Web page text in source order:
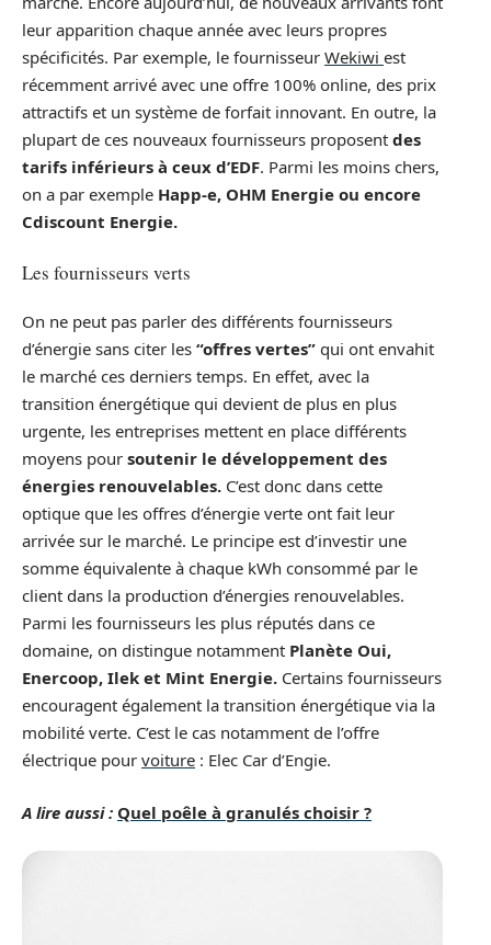
leur apparition chaque année avec leurs propres
spécificités. Par exemple, le fournisseur Wekiwi est
récemment arrivé avec une offre 100% online, des prix
attractifs et un système de forfait innovant. En outre, la
plupart de ces nouveaux fournisseurs proposent des
tarifs inférieurs à ceux d’EDF. Parmi les moins chers,
on a par exemple Happ-e, OHM Energie ou encore
Cdiscount Energie.
Les fournisseurs verts
On ne peut pas parler des différents fournisseurs
d’énergie sans citer les “offres vertes” qui ont envahit
le marché ces derniers temps. En effet, avec la
transition énergétique qui devient de plus en plus
urgente, les entreprises mettent en place différents
moyens pour soutenir le développement des
énergies renouvelables. C’est donc dans cette
optique que les offres d’énergie verte ont fait leur
arrivée sur le marché. Le principe est d’investir une
somme équivalente à chaque kWh consommé par le
client dans la production d’énergies renouvelables.
Parmi les fournisseurs les plus réputés dans ce
domaine, on distingue notamment Planète Oui,
Enercoop, Ilek et Mint Energie. Certains fournisseurs
encouragent également la transition énergétique via la
mobilité verte. C’est le cas notamment de l’offre
électrique pour voiture : Elec Car d’Engie.
A lire aussi : Quel poêle à granulés choisir ?